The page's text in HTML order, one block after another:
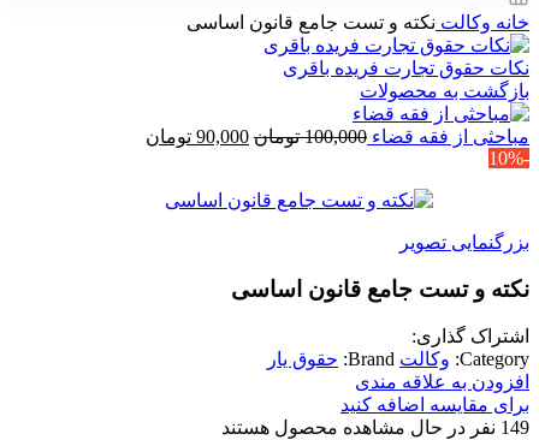
خانه وکالت نکته و تست جامع قانون اساسی
نکات حقوق تجارت فریده باقری
بازگشت به محصولات
مباحثی از فقه قضاء 100,000 تومان قیمت
بود.
90,000 تومان
-10%
بزرگنمایی تصویر
نکته و تست جامع قانون اساسی
اشتراک گذاری:
Category: وکالت Brand: حقوق یار
افزودن به علاقه مندی
برای مقایسه اضافه کنید
149 نفر در حال مشاهده محصول هستند